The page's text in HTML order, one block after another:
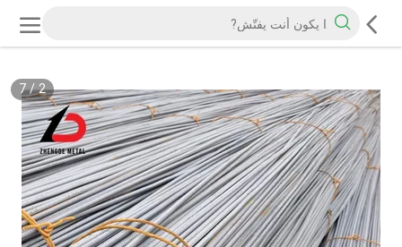
2
/
7